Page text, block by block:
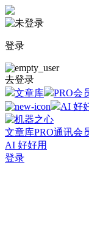
登录
去登录
文章库
PRO会
AI 好
文章库PRO通讯会
AI 好好用
登录